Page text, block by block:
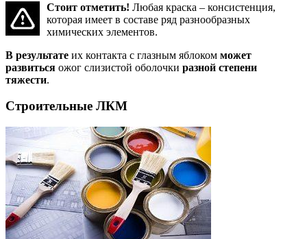
Стоит отметить! Любая краска – консистенция,
которая имеет в составе ряд разнообразных
химических элементов.
В результате их контакта с глазным яблоком может
развиться ожог слизистой оболочки разной степени
тяжести.
Строительные ЛКМ